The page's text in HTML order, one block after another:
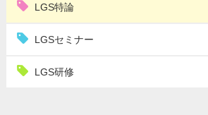
LGS特論
LGSセミナー
LGS研修